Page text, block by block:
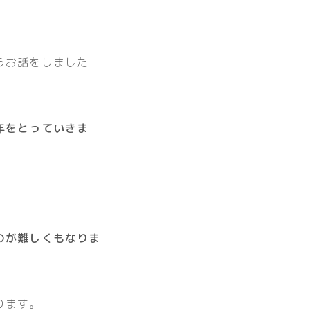
話をしました
とっていきま
難しくもなりま
す。